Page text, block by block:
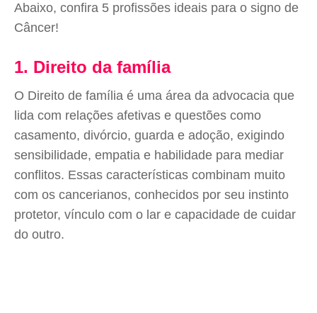
Abaixo, confira 5 profissões ideais para o signo de
Câncer!
1. Direito da família
O Direito de família é uma área da advocacia que
lida com relações afetivas e questões como
casamento, divórcio, guarda e adoção, exigindo
sensibilidade, empatia e habilidade para mediar
conflitos. Essas características combinam muito
com os cancerianos, conhecidos por seu instinto
protetor, vínculo com o lar e capacidade de cuidar
do outro.